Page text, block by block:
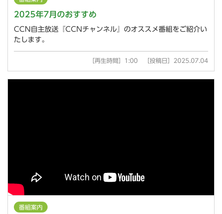
2025年7月のおすすめ
CCN自主放送『CCNチャンネル』のオススメ番組をご紹介い
たします。
［再生時間］1:00 ［投稿日］2025.07.04
番組案内